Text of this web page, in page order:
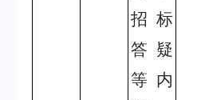
招标
答疑
等内